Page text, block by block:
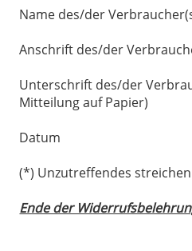
Name des/der
Anschrift des/der
Unterschrift des/der
Mitteilung auf Papier)
Datum
(*) Unzutreffendes
Ende der